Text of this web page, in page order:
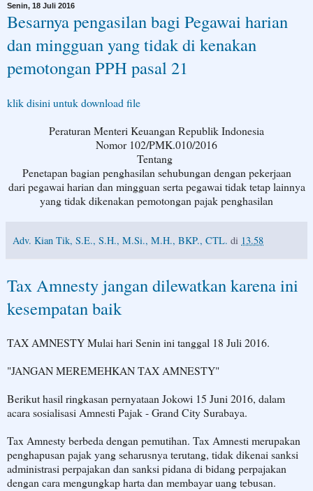
Senin, 18 Juli 2016
Besarnya pengasilan bagi Pegawai harian
dan mingguan yang tidak di kenakan
pemotongan PPH pasal 21
klik disini untuk download file
Peraturan Menteri Keuangan Republik Indonesia
Nomor 102/PMK.010/2016
Tentang
Penetapan bagian penghasilan sehubungan dengan pekerjaan
dari pegawai harian dan mingguan serta pegawai tidak tetap lainnya
yang tidak dikenakan pemotongan pajak penghasilan
Adv. Kian Tik, S.E., S.H., M.Si., M.H., BKP., CTL. di 13.58
Tax Amnesty jangan dilewatkan karena ini
kesempatan baik
TAX AMNESTY Mulai hari Senin ini tanggal 18 Juli 2016.
"JANGAN MEREMEHKAN TAX AMNESTY"
Berikut hasil ringkasan pernyataan Jokowi 15 Juni 2016, dalam
acara sosialisasi Amnesti Pajak - Grand City Surabaya.
Tax Amnesty berbeda dengan pemutihan. Tax Amnesti merupakan
penghapusan pajak yang seharusnya terutang, tidak dikenai sanksi
administrasi perpajakan dan sanksi pidana di bidang perpajakan
dengan cara mengungkap harta dan membayar uang tebusan.